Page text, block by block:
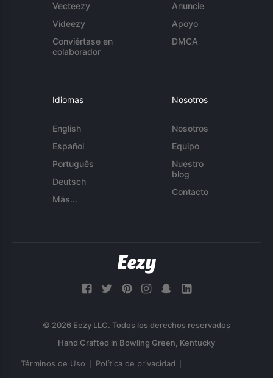
Vecteezy
Videezy
Conviértase en
colaborador
Anuncie
Apoyo
DMCA
Idiomas
English
Español
Português
Deutsch
Más...
Nosotros
Nosotros
Equipo
Nuestro
blog
Contacto
© 2026 Eezy LLC. Todos los derechos reservados
Términos de Uso Política de privacidad